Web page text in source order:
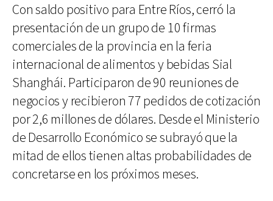
Con saldo positivo para Entre Ríos, cerró la
presentación de un grupo de 10 firmas
comerciales de la provincia en la feria
internacional de alimentos y bebidas Sial
Shanghái. Participaron de 90 reuniones de
negocios y recibieron 77 pedidos de cotización
por 2,6 millones de dólares. Desde el Ministerio
de Desarrollo Económico se subrayó que la
mitad de ellos tienen altas probabilidades de
concretarse en los próximos meses.